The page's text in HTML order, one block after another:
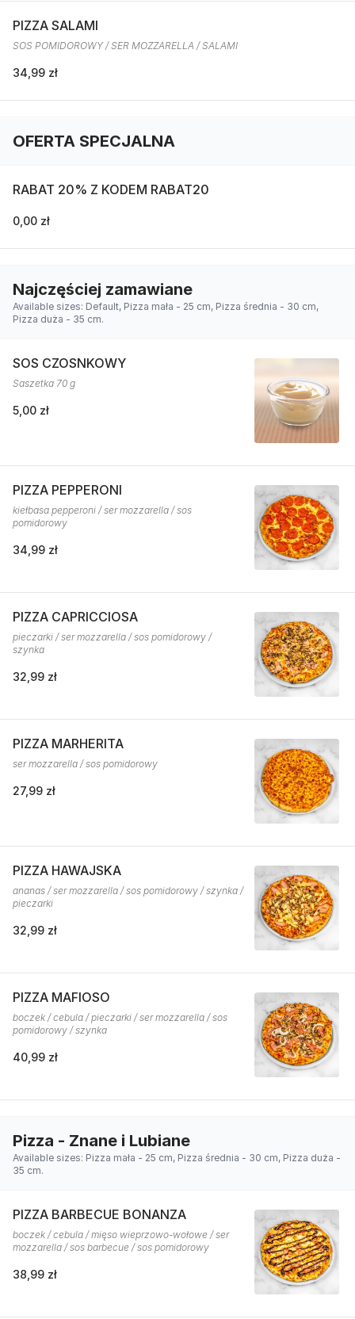
PIZZA SALAMI
SOS POMIDOROWY / SER MOZZARELLA / SALAMI
34,99 zł
OFERTA SPECJALNA
RABAT 20% Z KODEM RABAT20
0,00 zł
Najczęściej zamawiane
Available sizes: Default, Pizza mała - 25 cm, Pizza średnia - 30 cm,
Pizza duża - 35 cm.
SOS CZOSNKOWY
Saszetka 70 g
5,00 zł
PIZZA PEPPERONI
kiełbasa pepperoni / ser mozzarella / sos
pomidorowy
34,99 zł
PIZZA CAPRICCIOSA
pieczarki / ser mozzarella / sos pomidorowy /
szynka
32,99 zł
PIZZA MARHERITA
ser mozzarella / sos pomidorowy
27,99 zł
PIZZA HAWAJSKA
ananas / ser mozzarella / sos pomidorowy / szynka /
pieczarki
32,99 zł
PIZZA MAFIOSO
boczek / cebula / pieczarki / ser mozzarella / sos
pomidorowy / szynka
40,99 zł
Pizza - Znane i Lubiane
Available sizes: Pizza mała - 25 cm, Pizza średnia - 30 cm, Pizza duża -
35 cm.
PIZZA BARBECUE BONANZA
boczek / cebula / mięso wieprzowo-wołowe / ser
mozzarella / sos barbecue / sos pomidorowy
38,99 zł